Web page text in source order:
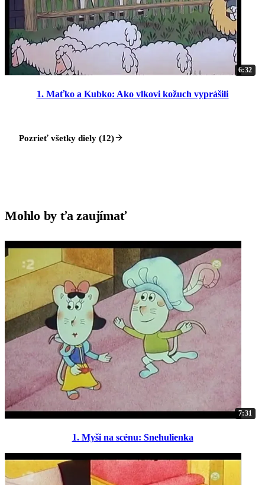
6:32
1. Maťko a Kubko: Ako vlkovi kožuch vyprášili
Pozrieť všetky diely (12)
Mohlo by ťa zaujímať
7:31
1. Myši na scénu: Snehulienka